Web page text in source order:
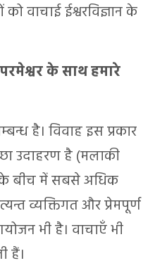
वाचाई ईश्वरविज्ञान के
परमेश्वर के साथ हमारे
है। विवाह इस प्रकार
उदाहरण है (मलाकी
के बीच में सबसे अधिक
व्यक्तिगत और प्रेमपूर्ण
भी है। वाचाएँ भी
हैं।